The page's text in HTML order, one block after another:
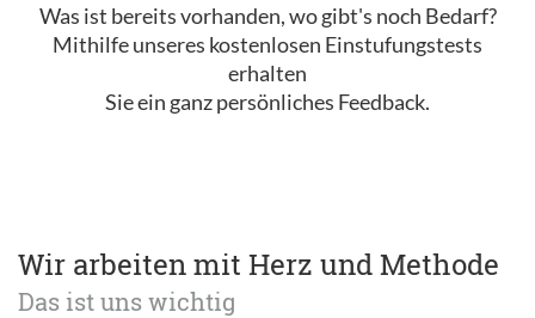
Was ist bereits vorhanden, wo gibt's noch Bedarf?
Mithilfe unseres kostenlosen Einstufungstests
erhalten
Sie ein ganz persönliches Feedback.
Wir arbeiten mit Herz und Methode
Das ist uns wichtig